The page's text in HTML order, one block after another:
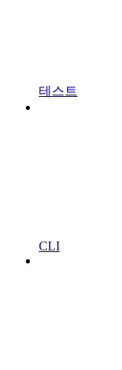
테스트
CLI